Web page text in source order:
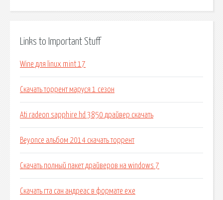
Links to Important Stuff
Wine для linux mint 17
Скачать торрент маруся 1 сезон
Ati radeon sapphire hd 3850 драйвер скачать
Beyonce альбом 2014 скачать торрент
Скачать полный пакет драйверов на windows 7
Скачать гта сан андреас в формате exe